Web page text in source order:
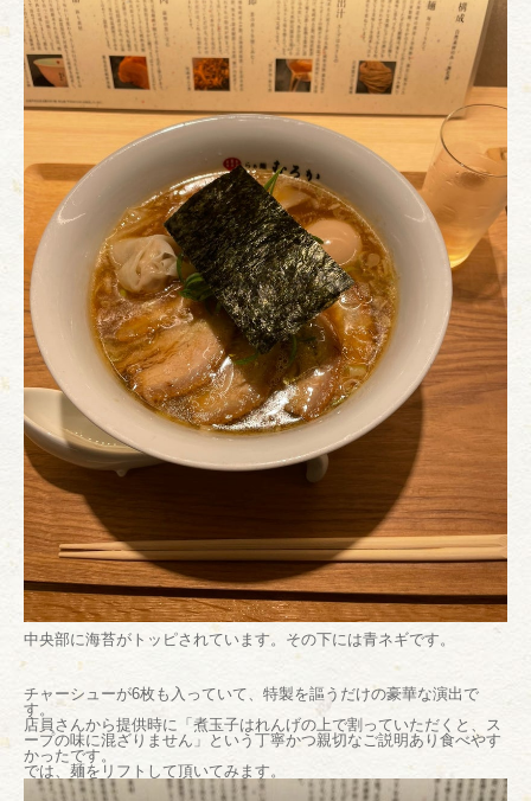
中央部に海苔がトッピされています。その下には青ネギです。
チャーシューが6枚も入っていて、特製を謳うだけの豪華な演出で
す。
店員さんから提供時に「煮玉子はれんげの上で割っていただくと、ス
ープの味に混ざりません」という丁寧かつ親切なご説明あり食べやす
かったです。
では、麺をリフトして頂いてみます。